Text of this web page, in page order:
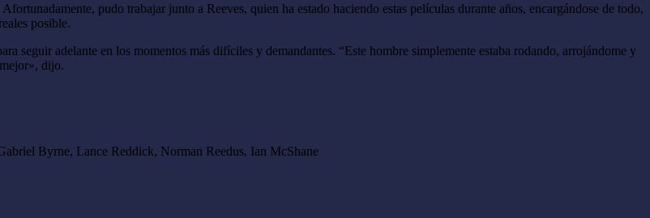
pudo trabajar junto a Reeves, quien ha estado haciendo estas películas durante años, encargándose de todo,
posible.
seguir adelante en los momentos más difíciles y demandantes. “Este hombre simplemente estaba rodando, arrojándome y
dijo.
Byrne, Lance Reddick, Norman Reedus, Ian McShane